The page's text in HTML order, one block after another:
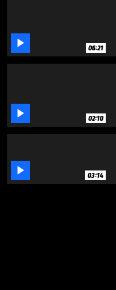
 06:21
 02:10
 03:14